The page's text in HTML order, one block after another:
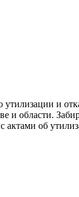
и
и области.
с актами об